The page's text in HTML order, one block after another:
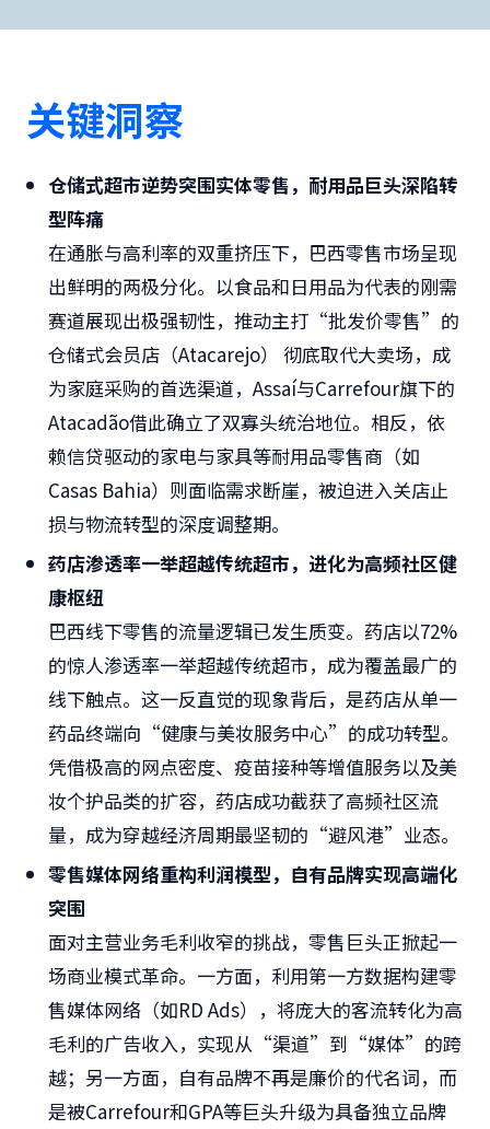
关键洞察
仓储式超市逆势突围实体零售，耐用品巨头深陷转
型阵痛
在通胀与高利率的双重挤压下，巴西零售市场呈现
出鲜明的两极分化。以食品和日用品为代表的刚需
赛道展现出极强韧性，推动主打“批发价零售”的
仓储式会员店（Atacarejo） 彻底取代大卖场，成
为家庭采购的首选渠道，Assaí与Carrefour旗下的
Atacadão借此确立了双寡头统治地位。相反，依
赖信贷驱动的家电与家具等耐用品零售商（如
Casas Bahia）则面临需求断崖，被迫进入关店止
损与物流转型的深度调整期。
药店渗透率一举超越传统超市，进化为高频社区健
康枢纽
巴西线下零售的流量逻辑已发生质变。药店以72%
的惊人渗透率一举超越传统超市，成为覆盖最广的
线下触点。这一反直觉的现象背后，是药店从单一
药品终端向“健康与美妆服务中心”的成功转型。
凭借极高的网点密度、疫苗接种等增值服务以及美
妆个护品类的扩容，药店成功截获了高频社区流
量，成为穿越经济周期最坚韧的“避风港”业态。
零售媒体网络重构利润模型，自有品牌实现高端化
突围
面对主营业务毛利收窄的挑战，零售巨头正掀起一
场商业模式革命。一方面，利用第一方数据构建零
售媒体网络（如RD Ads），将庞大的客流转化为高
毛利的广告收入，实现从“渠道”到“媒体”的跨
越；另一方面，自有品牌不再是廉价的代名词，而
是被Carrefour和GPA等巨头升级为具备独立品牌